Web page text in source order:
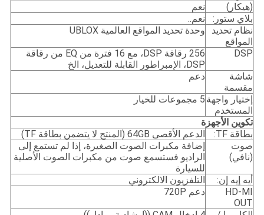
(هيكار)
نعم
بلاي ستور:
نعم..
نظام تحديد
المواقع
وحدة تحديد المواقع العالمية UBLOX
DSP
256 رقاقة DSP، مع 16 فترة من EQ من رقاقة
DSP، الإمبراطور القابلة للتعديل، الخ
شاشة
مقسمة
دعم
إختيار واجهة
المستخدم
5 مجموعات للخيار
تكوين الأجهزة
بطاقة TF:
الدعم الأقصى 64GB (المنتج لا يتضمن بطاقة TF)
صوت
(نافي)
إضافة مكبرات الصوت الصغيرة، إذا لم تستمع إلى
الراديو فستسمع صوت من مكبرات الصوت الأصلية
للسيارة
أيه إيه إن:
التلفزيون الالكتروني
HD-MI
OUT
دعم 720P